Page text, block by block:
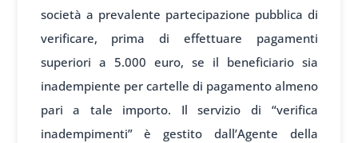
società a prevalente partecipazione pubblica di
verificare, prima di effettuare pagamenti
superiori a 5.000 euro, se il beneficiario sia
inadempiente per cartelle di pagamento almeno
pari a tale importo. Il servizio di “verifica
inadempimenti” è gestito dall’Agente della